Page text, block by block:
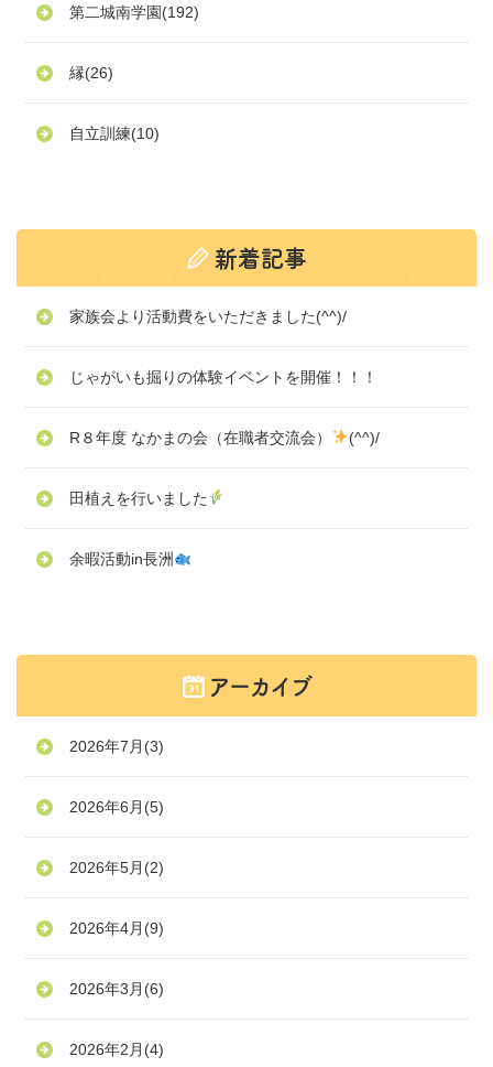
第二城南学園(192)
縁(26)
自立訓練(10)
家族会より活動費をいただきました(^^)/
じゃがいも掘りの体験イベントを開催！！！
R８年度 なかまの会（在職者交流会） (^^)/
田植えを行いました
余暇活動in長洲
2026年7月 (3)
2026年6月 (5)
2026年5月 (2)
2026年4月 (9)
2026年3月 (6)
2026年2月 (4)